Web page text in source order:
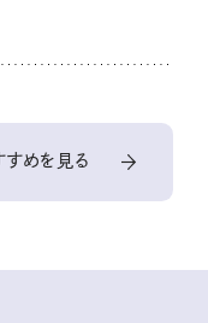
めを見る